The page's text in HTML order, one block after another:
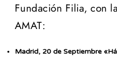
Fundación Filia, con
AMAT:
Madrid, 20 de Septiembre